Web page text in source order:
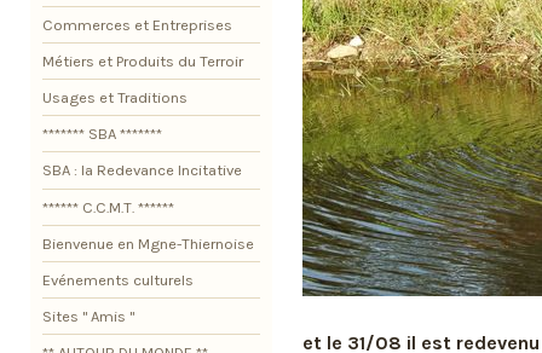
et le 31/08 il est
Commerces et Entreprises
Métiers et Produits du Terroir
Usages et Traditions
******* SBA *******
SBA : la Redevance Incitative
****** C.C.M.T. ******
Bienvenue en Mgne-Thiernoise
Evénements culturels
Sites " Amis "